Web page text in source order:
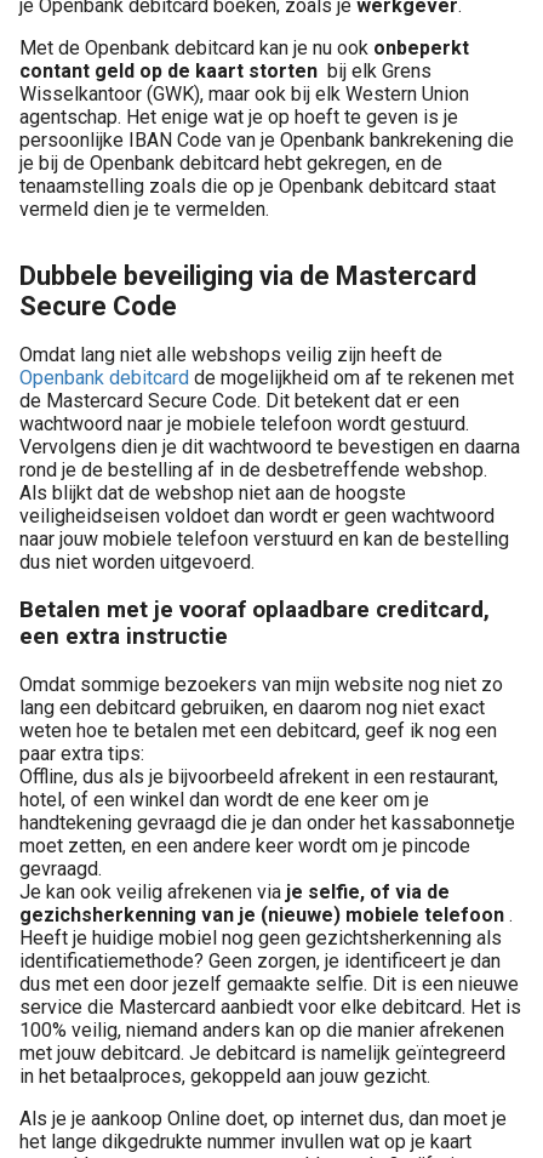
je Openbank debitcard boeken, zoals je werkgever.
Met de Openbank debitcard kan je nu ook onbeperkt
contant geld op de kaart storten bij elk Grens
Wisselkantoor (GWK), maar ook bij elk Western Union
agentschap. Het enige wat je op hoeft te geven is je
persoonlijke IBAN Code van je Openbank bankrekening die
je bij de Openbank debitcard hebt gekregen, en de
tenaamstelling zoals die op je Openbank debitcard staat
vermeld dien je te vermelden.
Dubbele beveiliging via de Mastercard
Secure Code
Omdat lang niet alle webshops veilig zijn heeft de
Openbank debitcard de mogelijkheid om af te rekenen met
de Mastercard Secure Code. Dit betekent dat er een
wachtwoord naar je mobiele telefoon wordt gestuurd.
Vervolgens dien je dit wachtwoord te bevestigen en daarna
rond je de bestelling af in de desbetreffende webshop.
Als blijkt dat de webshop niet aan de hoogste
veiligheidseisen voldoet dan wordt er geen wachtwoord
naar jouw mobiele telefoon verstuurd en kan de bestelling
dus niet worden uitgevoerd.
Betalen met je vooraf oplaadbare creditcard,
een extra instructie
Omdat sommige bezoekers van mijn website nog niet zo
lang een debitcard gebruiken, en daarom nog niet exact
weten hoe te betalen met een debitcard, geef ik nog een
paar extra tips:
Offline, dus als je bijvoorbeeld afrekent in een restaurant,
hotel, of een winkel dan wordt de ene keer om je
handtekening gevraagd die je dan onder het kassabonnetje
moet zetten, en een andere keer wordt om je pincode
gevraagd.
Je kan ook veilig afrekenen via je selfie, of via de
gezichsherkenning van je (nieuwe) mobiele telefoon .
Heeft je huidige mobiel nog geen gezichtsherkenning als
identificatiemethode? Geen zorgen, je identificeert je dan
dus met een door jezelf gemaakte selfie. Dit is een nieuwe
service die Mastercard aanbiedt voor elke debitcard. Het is
100% veilig, niemand anders kan op die manier afrekenen
met jouw debitcard. Je debitcard is namelijk geïntegreerd
in het betaalproces, gekoppeld aan jouw gezicht.
Als je je aankoop Online doet, op internet dus, dan moet je
het lange dikgedrukte nummer invullen wat op je kaart